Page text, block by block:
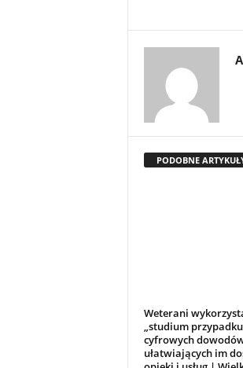
PODOBNE
Weterani
„studium
cyfrowych
ułatwiających im